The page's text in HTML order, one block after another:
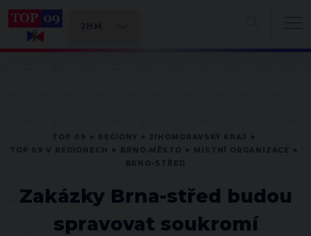
Zakázky Brna-střed budou
spravovat soukromí